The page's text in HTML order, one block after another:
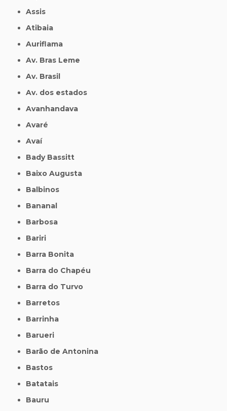
Assis
Atibaia
Auriflama
Av. Bras Leme
Av. Brasil
Av. dos estados
Avanhandava
Avaré
Avaí
Bady Bassitt
Baixo Augusta
Balbinos
Bananal
Barbosa
Bariri
Barra Bonita
Barra do Chapéu
Barra do Turvo
Barretos
Barrinha
Barueri
Barão de Antonina
Bastos
Batatais
Bauru